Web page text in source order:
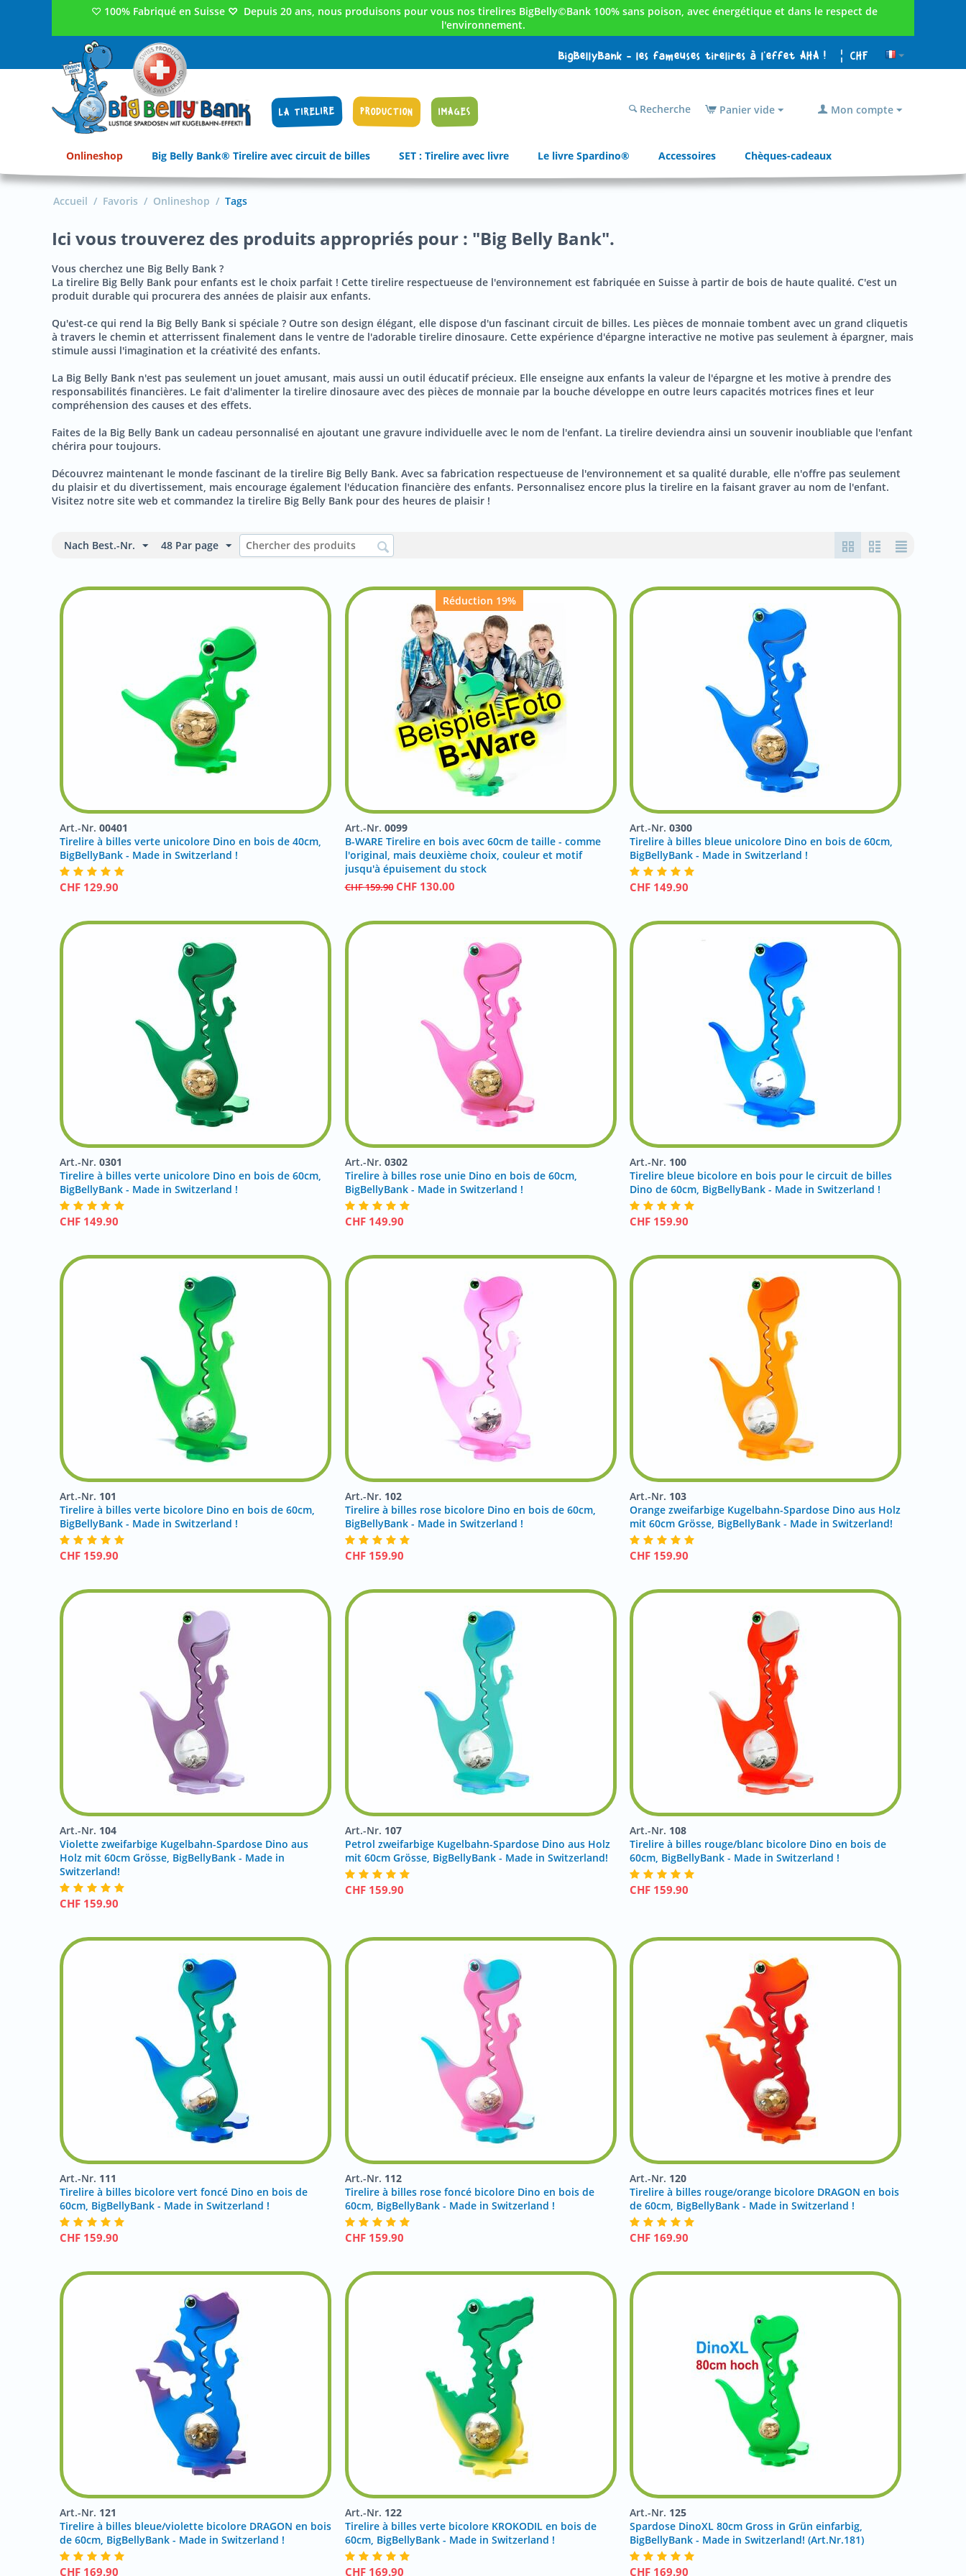
♡ 100% Fabriqué en Suisse ♡ Depuis 20 ans, nous produisons pour vous nos tirelires BigBelly©Bank 100% sans poison, avec énergétique et dans le respect de
l'environnement.
BigBellyBank - les fameuses tirelires à l'effet AHA ! ¦ CHF
LA TIRELIRE PRODUCTION IMAGES Mon compte
Panier vide
Recherche
Onlineshop Big Belly Bank® Tirelire avec circuit de billes SET : Tirelire avec livre Le livre Spardino® Accessoires Chèques-cadeaux
Accueil / Favoris / Onlineshop / Tags
Ici vous trouverez des produits appropriés pour : "Big Belly Bank".
Vous cherchez une Big Belly Bank ?
La tirelire Big Belly Bank pour enfants est le choix parfait ! Cette tirelire respectueuse de l'environnement est fabriquée en Suisse à partir de bois de haute qualité. C'est un
produit durable qui procurera des années de plaisir aux enfants.
Qu'est-ce qui rend la Big Belly Bank si spéciale ? Outre son design élégant, elle dispose d'un fascinant circuit de billes. Les pièces de monnaie tombent avec un grand cliquetis
à travers le chemin et atterrissent finalement dans le ventre de l'adorable tirelire dinosaure. Cette expérience d'épargne interactive ne motive pas seulement à épargner, mais
stimule aussi l'imagination et la créativité des enfants.
La Big Belly Bank n'est pas seulement un jouet amusant, mais aussi un outil éducatif précieux. Elle enseigne aux enfants la valeur de l'épargne et les motive à prendre des
responsabilités financières. Le fait d'alimenter la tirelire dinosaure avec des pièces de monnaie par la bouche développe en outre leurs capacités motrices fines et leur
compréhension des causes et des effets.
Faites de la Big Belly Bank un cadeau personnalisé en ajoutant une gravure individuelle avec le nom de l'enfant. La tirelire deviendra ainsi un souvenir inoubliable que l'enfant
chérira pour toujours.
Découvrez maintenant le monde fascinant de la tirelire Big Belly Bank. Avec sa fabrication respectueuse de l'environnement et sa qualité durable, elle n'offre pas seulement
du plaisir et du divertissement, mais encourage également l'éducation financière des enfants. Personnalisez encore plus la tirelire en la faisant graver au nom de l'enfant.
Visitez notre site web et commandez la tirelire Big Belly Bank pour des heures de plaisir !
Nach Best.-Nr. 48 Par page
Art.-Nr. 00401
Tirelire à billes verte unicolore Dino en bois de 40cm,
BigBellyBank - Made in Switzerland !
CHF 129.90
Réduction 19%
Art.-Nr. 0099
B-WARE Tirelire en bois avec 60cm de taille - comme
l'original, mais deuxième choix, couleur et motif
jusqu'à épuisement du stock
CHF159.90 CHF 130.00
Art.-Nr. 0300
Tirelire à billes bleue unicolore Dino en bois de 60cm,
BigBellyBank - Made in Switzerland !
CHF 149.90
Art.-Nr. 0301
Tirelire à billes verte unicolore Dino en bois de 60cm,
BigBellyBank - Made in Switzerland !
CHF 149.90
Art.-Nr. 0302
Tirelire à billes rose unie Dino en bois de 60cm,
BigBellyBank - Made in Switzerland !
CHF 149.90
Art.-Nr. 100
Tirelire bleue bicolore en bois pour le circuit de billes
Dino de 60cm, BigBellyBank - Made in Switzerland !
CHF 159.90
Art.-Nr. 101
Tirelire à billes verte bicolore Dino en bois de 60cm,
BigBellyBank - Made in Switzerland !
CHF 159.90
Art.-Nr. 102
Tirelire à billes rose bicolore Dino en bois de 60cm,
BigBellyBank - Made in Switzerland !
CHF 159.90
Art.-Nr. 103
Orange zweifarbige Kugelbahn-Spardose Dino aus Holz
mit 60cm Grösse, BigBellyBank - Made in Switzerland!
CHF 159.90
Art.-Nr. 104
Violette zweifarbige Kugelbahn-Spardose Dino aus
Holz mit 60cm Grösse, BigBellyBank - Made in
Switzerland!
CHF 159.90
Art.-Nr. 107
Petrol zweifarbige Kugelbahn-Spardose Dino aus Holz
mit 60cm Grösse, BigBellyBank - Made in Switzerland!
CHF 159.90
Art.-Nr. 108
Tirelire à billes rouge/blanc bicolore Dino en bois de
60cm, BigBellyBank - Made in Switzerland !
CHF 159.90
Art.-Nr. 111
Tirelire à billes bicolore vert foncé Dino en bois de
60cm, BigBellyBank - Made in Switzerland !
CHF 159.90
Art.-Nr. 112
Tirelire à billes rose foncé bicolore Dino en bois de
60cm, BigBellyBank - Made in Switzerland !
CHF 159.90
Art.-Nr. 120
Tirelire à billes rouge/orange bicolore DRAGON en bois
de 60cm, BigBellyBank - Made in Switzerland !
CHF 169.90
Art.-Nr. 121
Tirelire à billes bleue/violette bicolore DRAGON en bois
de 60cm, BigBellyBank - Made in Switzerland !
CHF 169.90
Art.-Nr. 122
Tirelire à billes verte bicolore KROKODIL en bois de
60cm, BigBellyBank - Made in Switzerland !
CHF 169.90
Art.-Nr. 125
Spardose DinoXL 80cm Gross in Grün einfarbig,
BigBellyBank - Made in Switzerland! (Art.Nr.181)
CHF 169.90